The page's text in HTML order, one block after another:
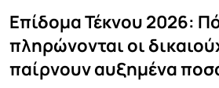
Επίδομα Τέκνου 2026:
πληρώνονται οι
παίρνουν αυξημένα